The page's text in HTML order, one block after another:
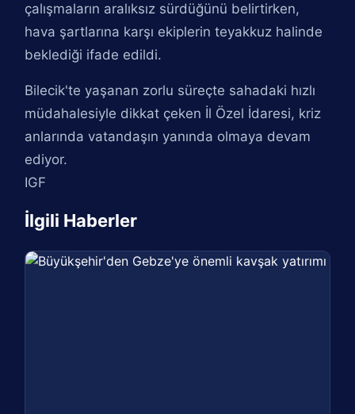
çalışmaların aralıksız sürdüğünü belirtirken,
hava şartlarına karşı ekiplerin teyakkuz halinde
beklediği ifade edildi.
Bilecik'te yaşanan zorlu süreçte sahadaki hızlı
müdahalesiyle dikkat çeken İl Özel İdaresi, kriz
anlarında vatandaşın yanında olmaya devam
ediyor.
IGF
İlgili Haberler